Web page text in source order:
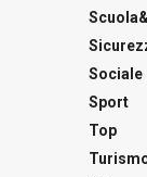
Sociale
Sport
Top